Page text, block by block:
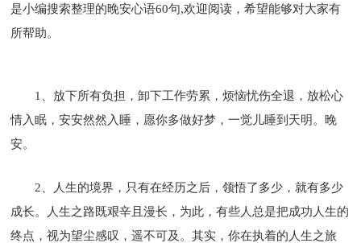
是小编搜索整理的晚安心语60句,欢迎阅读，希望能够对大家有
所帮助。
1、放下所有负担，卸下工作劳累，烦恼忧伤全退，放松心
情入眠，安安然然入睡，愿你多做好梦，一觉儿睡到天明。晚
安。
2、人生的境界，只有在经历之后，领悟了多少，就有多少
成长。人生之路既艰辛且漫长，为此，有些人总是把成功人生的
终点，视为望尘感叹，遥不可及。其实，你在执着的人生之旅